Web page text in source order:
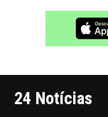
24 Notícias